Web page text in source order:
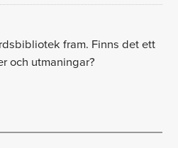
fram. Finns det ett
och utmaningar?